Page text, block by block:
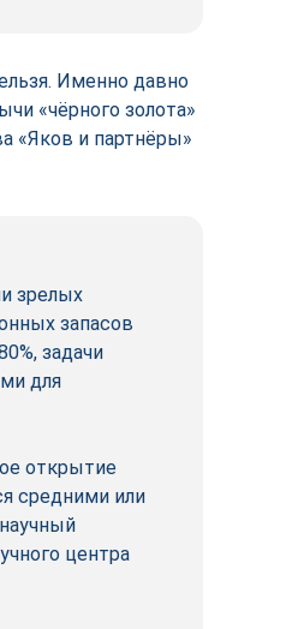
Именно давно
«чёрного золота»
«Яков и партнёры»
зрелых
запасов
задачи
для
открытие
средними или
центра